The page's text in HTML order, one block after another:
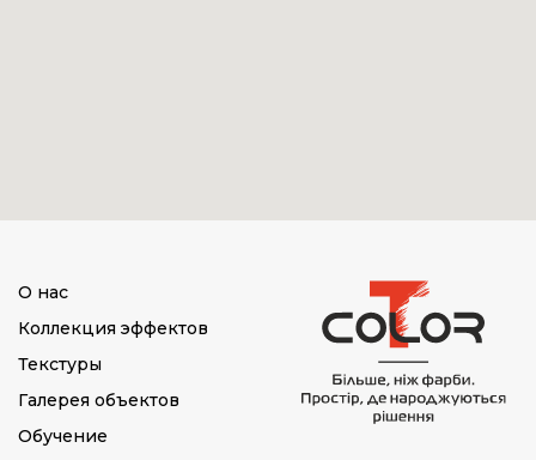
О нас
Коллекция эффектов
Текстуры
Галерея объектов
Обучение